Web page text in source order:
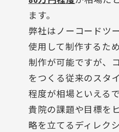
ます。
弊社はノーコードツ
使用して制作するた
制作が可能ですが、
をつくる従来のスタ
程度が相場といえる
貴院の課題や目標を
略を立てるディレク